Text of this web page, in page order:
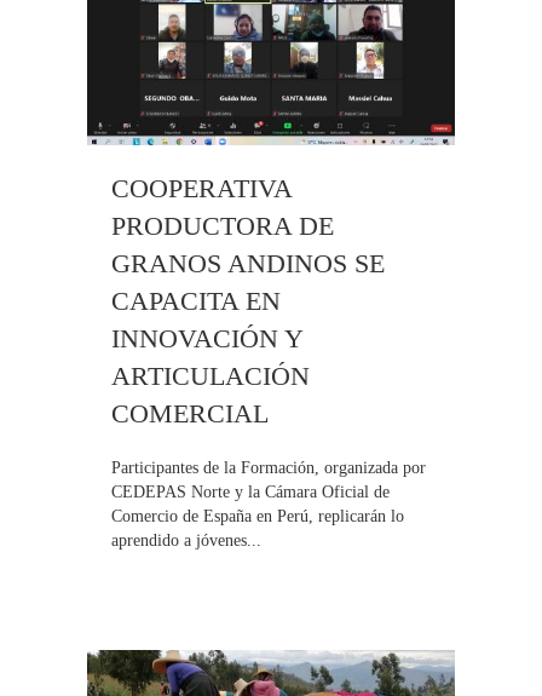
COOPERATIVA
PRODUCTORA DE
GRANOS ANDINOS SE
CAPACITA EN
INNOVACIÓN Y
ARTICULACIÓN
COMERCIAL
Participantes de la Formación, organizada por
CEDEPAS Norte y la Cámara Oficial de
Comercio de España en Perú, replicarán lo
aprendido a jóvenes...